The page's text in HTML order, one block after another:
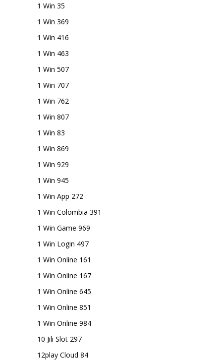
1 Win 35
1 Win 369
1 Win 416
1 Win 463
1 Win 507
1 Win 707
1 Win 762
1 Win 807
1 Win 83
1 Win 869
1 Win 929
1 Win 945
1 Win App 272
1 Win Colombia 391
1 Win Game 969
1 Win Login 497
1 Win Online 161
1 Win Online 167
1 Win Online 645
1 Win Online 851
1 Win Online 984
10 Jili Slot 297
12play Cloud 84